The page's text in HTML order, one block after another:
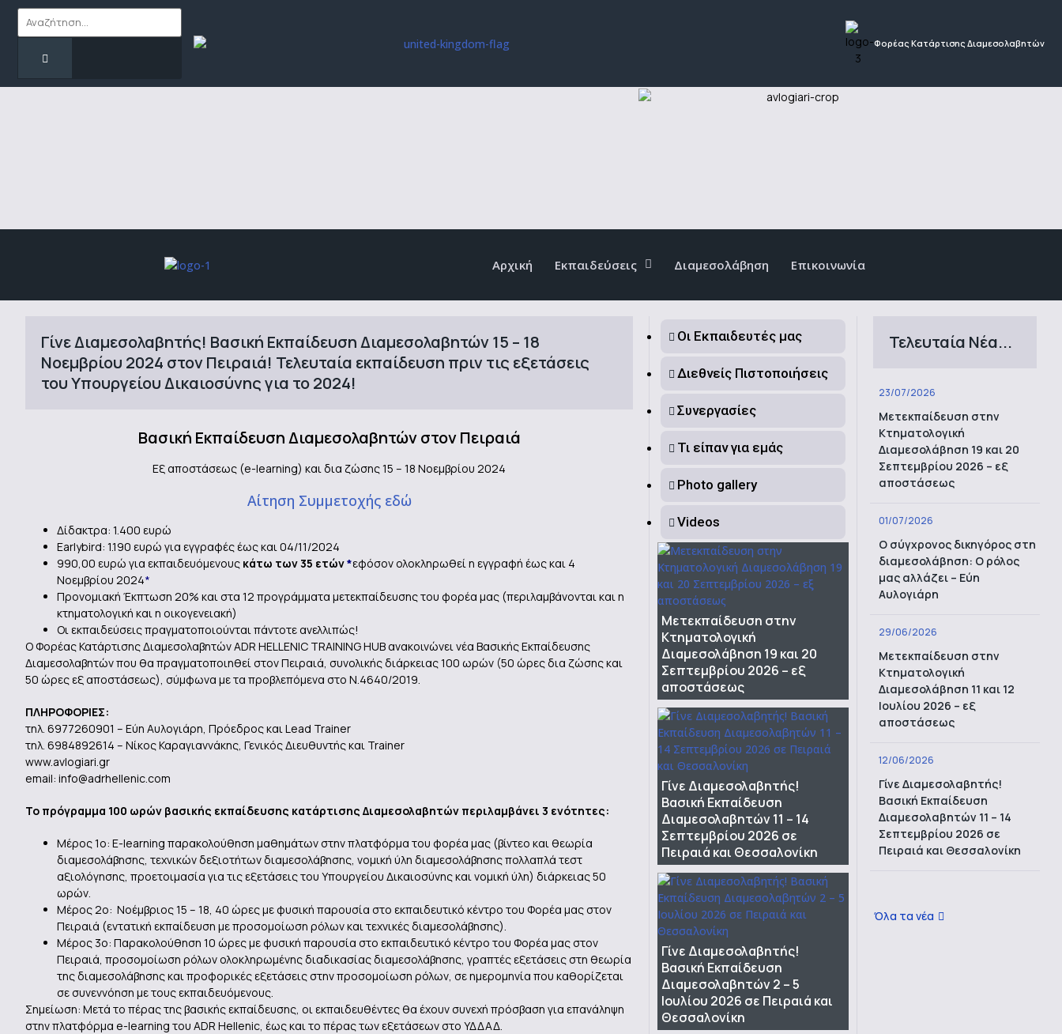
Φορέας Κατάρτισης Διαμεσολαβητών
Αρχική Εκπαιδεύσεις Διαμεσολάβηση Επικοινωνία
Γίνε Διαμεσολαβητής! Βασική Εκπαίδευση Διαμεσολαβητών 15 – 18
Νοεμβρίου 2024 στον Πειραιά! Τελευταία εκπαίδευση πριν τις εξετάσεις
του Υπουργείου Δικαιοσύνης για το 2024!
Βασική Εκπαίδευση Διαμεσολαβητών στον Πειραιά
Εξ αποστάσεως (e-learning) και δια ζώσης 15 – 18 Νοεμβρίου 2024
Αίτηση Συμμετοχής εδώ
Δίδακτρα: 1.400 ευρώ
Εarlybird: 1.190 ευρώ για εγγραφές έως και 04/11/2024
990,00 ευρώ για εκπαιδευόμενους κάτω των 35 ετών*εφόσον ολοκληρωθεί η εγγραφή έως και 4
Νοεμβρίου 2024*
Προνομιακή Έκπτωση 20% και στα 12 προγράμματα μετεκπαίδευσης του φορέα μας (περιλαμβάνονται και η
κτηματολογική και η οικογενειακή)
Οι εκπαιδεύσεις πραγματοποιούνται πάντοτε ανελλιπώς!
Ο Φορέας Κατάρτισης Διαμεσολαβητών ADR HELLENIC TRAINING HUB ανακοινώνει νέα Βασικής Εκπαίδευσης
Διαμεσολαβητών που θα πραγματοποιηθεί στον Πειραιά, συνολικής διάρκειας 100 ωρών (50 ώρες δια ζώσης και
50 ώρες εξ αποστάσεως), σύμφωνα με τα προβλεπόμενα στο Ν.4640/2019.
ΠΛΗΡΟΦΟΡΙΕΣ:
τηλ. 6977260901 – Εύη Αυλογιάρη, Πρόεδρος και Lead Trainer
τηλ. 6984892614 – Νίκος Καραγιαννάκης, Γενικός Διευθυντής και Trainer
www.avlogiari.gr
email: info@adrhellenic.com
Το πρόγραμμα 100 ωρών βασικής εκπαίδευσης κατάρτισης Διαμεσολαβητών περιλαμβάνει 3 ενότητες:
Μέρος 1ο: E-learning παρακολούθηση μαθημάτων στην πλατφόρμα του φορέα μας (βίντεο και θεωρία
διαμεσολάβησης, τεχνικών δεξιοτήτων διαμεσολάβησης, νομική ύλη διαμεσολάβησης πολλαπλά τεστ
αξιολόγησης, προετοιμασία για τις εξετάσεις του Υπουργείου Δικαιοσύνης και νομική ύλη) διάρκειας 50
ωρών.
Μέρος 2ο: Νοέμβριος 15 – 18, 40 ώρες με φυσική παρουσία στο εκπαιδευτικό κέντρο του Φορέα μας στον
Πειραιά (εντατική εκπαίδευση με προσομοίωση ρόλων και τεχνικές διαμεσολάβησης).
Μέρος 3ο: Παρακολούθηση 10 ώρες με φυσική παρουσία στο εκπαιδευτικό κέντρο του Φορέα μας στον
Πειραιά, προσομοίωση ρόλων ολοκληρωμένης διαδικασίας διαμεσολάβησης, γραπτές εξετάσεις στη θεωρία
της διαμεσολάβησης και προφορικές εξετάσεις στην προσομοίωση ρόλων, σε ημερομηνία που καθορίζεται
σε συνεννόηση με τους εκπαιδευόμενους.
Σημείωση: Μετά το πέρας της βασικής εκπαίδευσης, οι εκπαιδευθέντες θα έχουν συνεχή πρόσβαση για επανάληψη
στην πλατφόρμα e-learning του ADR Hellenic, έως και το πέρας των εξετάσεων στο ΥΔΔΑΔ.
Οι Εκπαιδευτές μας
Διεθνείς Πιστοποιήσεις
Συνεργασίες
Τι είπαν για εμάς
Photo gallery
Videos
Μετεκπαίδευση στην
Κτηματολογική
Διαμεσολάβηση 19 και 20
Σεπτεμβρίου 2026 – εξ
αποστάσεως
Γίνε Διαμεσολαβητής!
Βασική Εκπαίδευση
Διαμεσολαβητών 11 – 14
Σεπτεμβρίου 2026 σε
Πειραιά και Θεσσαλονίκη
Γίνε Διαμεσολαβητής!
Βασική Εκπαίδευση
Διαμεσολαβητών 2 – 5
Ιουλίου 2026 σε Πειραιά και
Θεσσαλονίκη
Τελευταία Νέα...
23/07/2026
Μετεκπαίδευση στην
Κτηματολογική
Διαμεσολάβηση 19 και 20
Σεπτεμβρίου 2026 – εξ
αποστάσεως
01/07/2026
Ο σύγχρονος δικηγόρος στη
διαμεσολάβηση: Ο ρόλος
μας αλλάζει – Εύη
Αυλογιάρη
29/06/2026
Μετεκπαίδευση στην
Κτηματολογική
Διαμεσολάβηση 11 και 12
Ιουλίου 2026 – εξ
αποστάσεως
12/06/2026
Γίνε Διαμεσολαβητής!
Βασική Εκπαίδευση
Διαμεσολαβητών 11 – 14
Σεπτεμβρίου 2026 σε
Πειραιά και Θεσσαλονίκη
Όλα τα νέα